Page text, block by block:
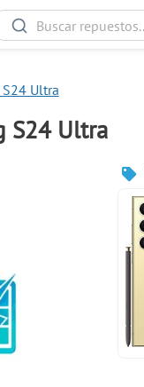
Ultra
S24 Ultra